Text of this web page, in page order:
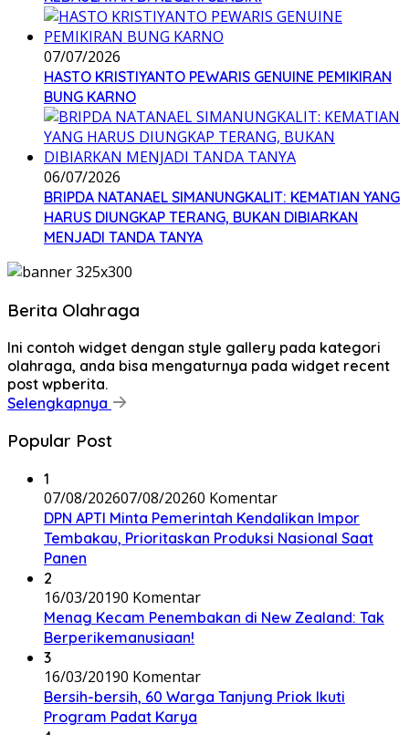
07/07/2026
HASTO KRISTIYANTO PEWARIS GENUINE PEMIKIRAN
BUNG KARNO
06/07/2026
BRIPDA NATANAEL SIMANUNGKALIT: KEMATIAN YANG
HARUS DIUNGKAP TERANG, BUKAN DIBIARKAN
MENJADI TANDA TANYA
Berita Olahraga
Ini contoh widget dengan style gallery pada kategori
olahraga, anda bisa mengaturnya pada widget recent
post wpberita.
Selengkapnya
Popular Post
1
07/08/202607/08/20260 Komentar
DPN APTI Minta Pemerintah Kendalikan Impor
Tembakau, Prioritaskan Produksi Nasional Saat
Panen
2
16/03/20190 Komentar
Menag Kecam Penembakan di New Zealand: Tak
Berperikemanusiaan!
3
16/03/20190 Komentar
Bersih-bersih, 60 Warga Tanjung Priok Ikuti
Program Padat Karya